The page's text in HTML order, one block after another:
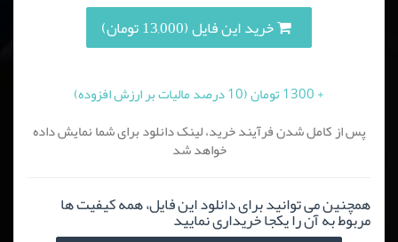
خرید این فایل (13,000 تومان)
+ 1300 تومان (10 درصد مالیات بر ارزش افزوده)
پس از کامل شدن فرآیند خرید، لینک دانلود برای شما نمایش داده
خواهد شد
همچنین می توانید برای دانلود این فایل، همه کیفیت ها
مربوط به آن را یکجا خریداری نمایید